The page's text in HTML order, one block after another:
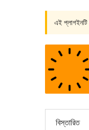
এই প্লাগইনটি
বিস্তারিত